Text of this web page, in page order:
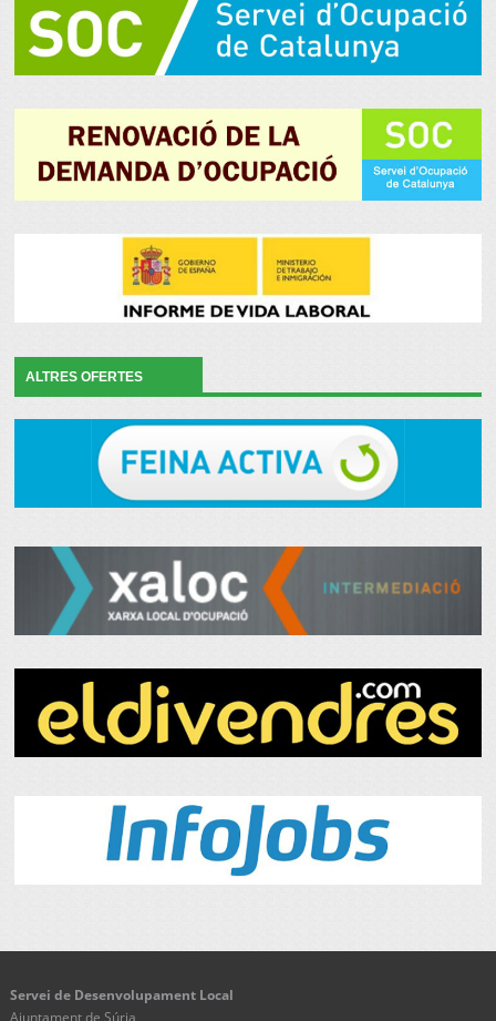
ALTRES OFERTES
Servei de Desenvolupament Local